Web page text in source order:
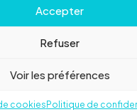
Accepter
Refuser
Voir les préférences
cookies Politique de
FAQ
| Tous droits réservés |